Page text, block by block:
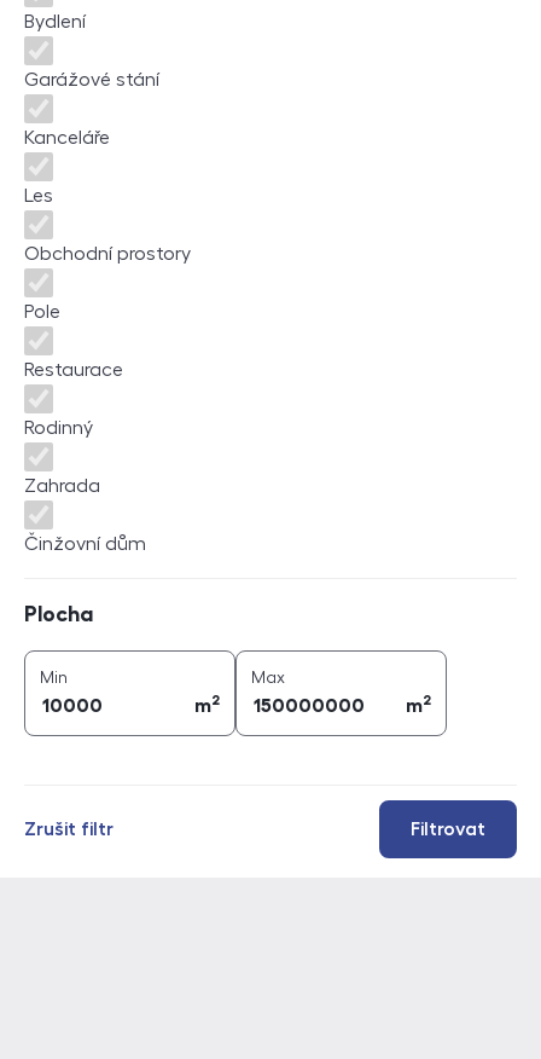
Bydlení
Garážové stání
Kanceláře
Les
Obchodní prostory
Pole
Restaurace
Rodinný
Zahrada
Činžovní dům
Plocha
Min
m2
Maxplocha (
m2
Filtrovat
Zrušit filtr